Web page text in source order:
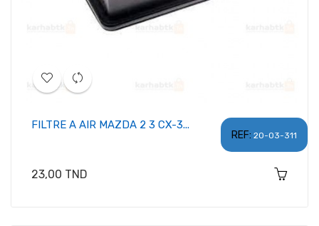
REF: 20-03-311
FILTRE A AIR MAZDA 2 3 CX-3...
Prix
23,00 TND